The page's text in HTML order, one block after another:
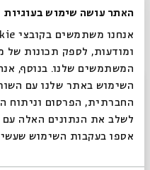
האתר עושה שימוש בעוגיות
ומודעות, לספק תכונות
המשתמשים שלנו. בנוסף,
השימוש באתר שלנו עם
החברתית, הפרסום וניתוח
לשלב את הנתונים האלה
אספו בעקבות השימוש
שיתוף הוספה ליומן
Dr. Anna Berezin
in Siberia
sinagogues in Siberia
סגור